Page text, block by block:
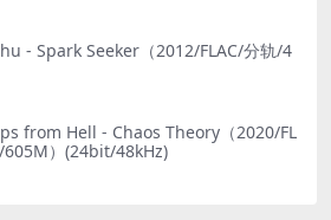
- Spark Seeker（2012/FLAC/分轨/4
from Hell - Chaos Theory（2020/FL
605M）(24bit/48kHz)